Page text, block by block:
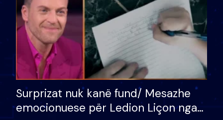
Surprizat nuk kanë fund/ Mesazhe
emocionuese për Ledion Liçon nga